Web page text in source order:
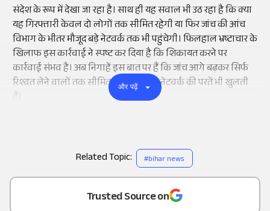
as a
Trusted Source on
संदेश के रूप में देखा जा रहा है। साथ ही यह सवाल भी उठ रहा है कि क्या
यह गिरफ्तारी केवल दो लोगों तक सीमित रहेगी या फिर जांच की आंच
विभाग के भीतर मौजूद बड़े नेटवर्क तक भी पहुंचेगी। फिलहाल भ्रष्टाचार के
खिलाफ इस कार्रवाई ने स्पष्ट कर दिया है कि शिकायत करने पर
कार्रवाई संभव है। अब निगाहें इस बात पर हैं कि जांच आगे बढ़कर सिर्फ
रिश्वत लेने वालों तक सीमित रहती है या पूरे नेटवर्क की परतें भी खुलती
हैं।
और पढ़ें
Related Topic: #bihar news